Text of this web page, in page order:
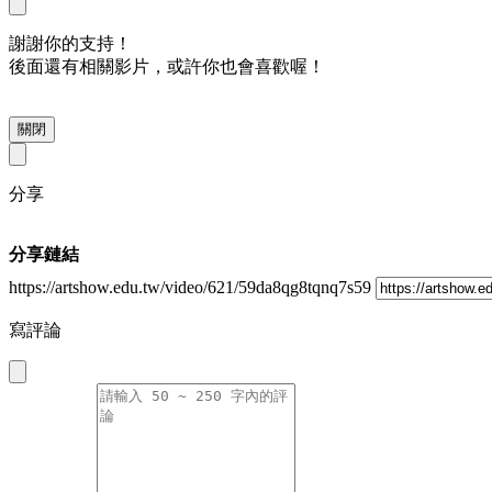
謝謝你的支持！
後面還有相關影片，或許你也會喜歡喔！
關閉
分享
分享鏈結
https://artshow.edu.tw/video/621/59da8qg8tqnq7s59
寫評論